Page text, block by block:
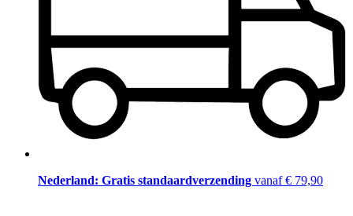
Nederland: Gratis standaardverzending vanaf € 79,90